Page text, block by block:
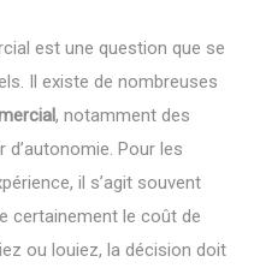
est une question que se
Il existe de nombreuses
, notamment des
Pour les
il s’agit souvent
certainement le coût de
ou louiez, la décision doit